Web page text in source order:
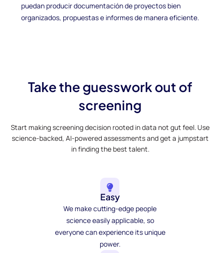
puedan producir documentación de proyectos bien
organizados, propuestas e informes de manera eficiente.
Take the guesswork out of
screening
Start making screening decision rooted in data not gut feel. Use
science-backed, AI-powered assessments and get a jumpstart
in finding the best talent.
Easy
We make cutting-edge people
science easily applicable, so
everyone can experience its unique
power.